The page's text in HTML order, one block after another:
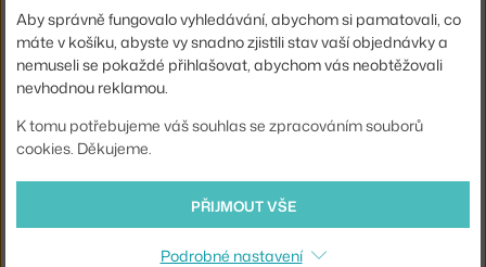
STÍNÍTKO 30 DEGREES M, MATT OAK
HAY
4 225 Kč
STÍNÍTKO 30 DEGREES L, MATT OAK
HAY
BONBON Ø31, PETIT BLUE
Aby správně fungovalo vyhledávání, abychom si pamatovali, co
máte v košíku, abyste vy snadno zjistili stav vaší objednávky a
nemuseli se pokaždé přihlašovat, abychom vás neobtěžovali
nevhodnou reklamou.
K tomu potřebujeme váš souhlas se zpracováním souborů
cookies. Děkujeme.
PŘIJMOUT VŠE
Podrobné nastavení